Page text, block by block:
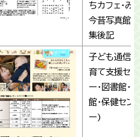
ちカフェ・み
今昔写真館・
集後記
子ども通信(
育て支援セン
ー・図書館・
館･保健セン
ー)